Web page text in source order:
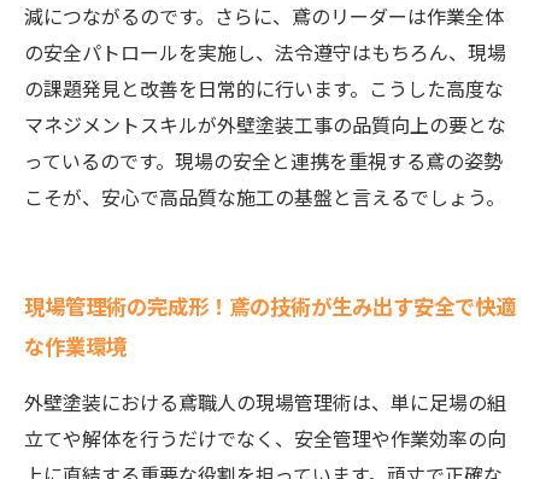
減につながるのです。さらに、鳶のリーダーは作業全体
の安全パトロールを実施し、法令遵守はもちろん、現場
の課題発見と改善を日常的に行います。こうした高度な
マネジメントスキルが外壁塗装工事の品質向上の要とな
っているのです。現場の安全と連携を重視する鳶の姿勢
こそが、安心で高品質な施工の基盤と言えるでしょう。
現場管理術の完成形！鳶の技術が生み出す安全で快適
な作業環境
外壁塗装における鳶職人の現場管理術は、単に足場の組
立てや解体を行うだけでなく、安全管理や作業効率の向